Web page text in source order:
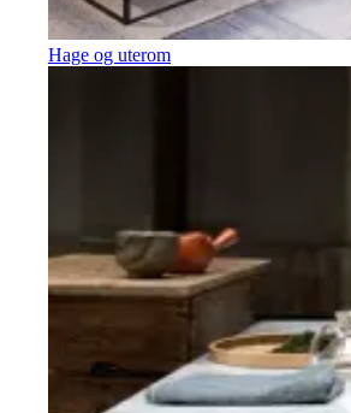
Hage og uterom